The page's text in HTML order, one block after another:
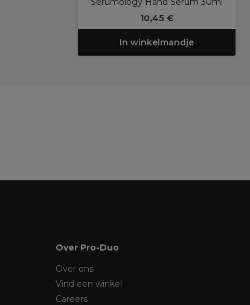
10,45 €
In winkelmandje
Over Pro-Duo
Over ons
Vind een winkel
Careers